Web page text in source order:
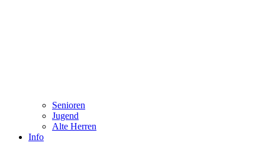
Senioren
Jugend
Alte Herren
Info